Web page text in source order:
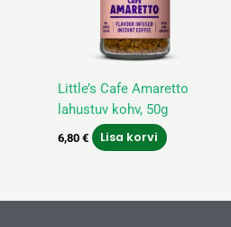
Little’s Cafe Amaretto
lahustuv kohv, 50g
6,80 € Lisa korvi